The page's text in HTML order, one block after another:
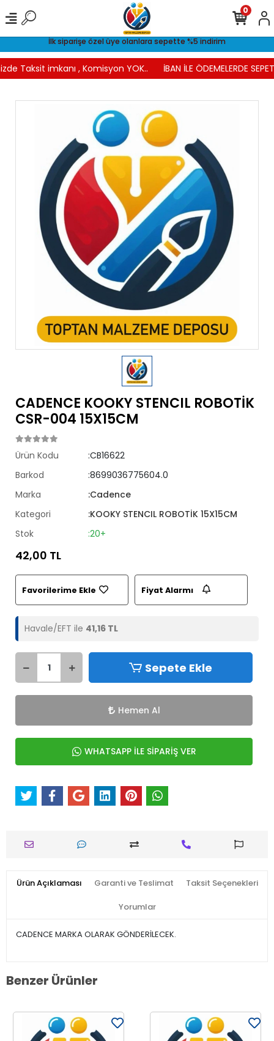
İlk siparişe özel üye olanlara sepette %5 indirim
Taksit imkanı , Komisyon YOK.. İBAN İLE ÖDEMELERDE
0
CADENCE KOOKY STENCIL ROBOTİK
CSR-004 15X15CM
Ürün Kodu
:CB16622
Barkod
:8699036775604.0
Marka
:Cadence
Kategori
:KOOKY STENCIL ROBOTİK 15X15CM
Stok
:20+
42,00 TL
Favorilerime Ekle Fiyat Alarmı
Havale/EFT ile 41,16 TL
Sepete Ekle
Hemen Al
WHATSAPP İLE SİPARİŞ VER
Ürün Açıklaması Garanti ve Teslimat Taksit Seçenekleri
Yorumlar
CADENCE MARKA OLARAK GÖNDERİLECEK.
Benzer Ürünler